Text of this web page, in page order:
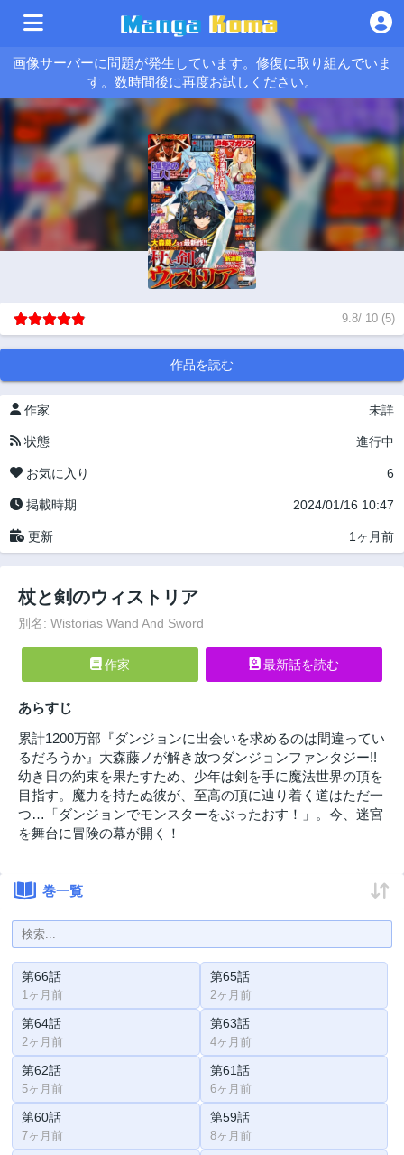
画像サーバーに問題が発生しています。修復に取り組んでいま
す。数時間後に再度お試しください。
9.8/ 10 (5)
作品を読む
作家 未詳
状態 進行中
お気に入り 6
掲載時期 2024/01/16 10:47
更新 1ヶ月前
杖と剣のウィストリア
別名: Wistorias Wand And Sword
作家 最新話を読む
あらすじ
累計1200万部『ダンジョンに出会いを求めるのは間違ってい
るだろうか』大森藤ノが解き放つダンジョンファンタジー!!
幼き日の約束を果たすため、少年は剣を手に魔法世界の頂を
目指す。魔力を持たぬ彼が、至高の頂に辿り着く道はただ一
つ…「ダンジョンでモンスターをぶったおす！」。今、迷宮
を舞台に冒険の幕が開く！
巻一覧
第66話
1ヶ月前
第65話
2ヶ月前
第64話
2ヶ月前
第63話
4ヶ月前
第62話
5ヶ月前
第61話
6ヶ月前
第60話
7ヶ月前
第59話
8ヶ月前